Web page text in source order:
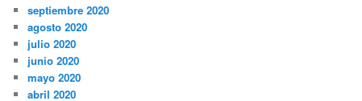
septiembre 2020
agosto 2020
julio 2020
junio 2020
mayo 2020
abril 2020